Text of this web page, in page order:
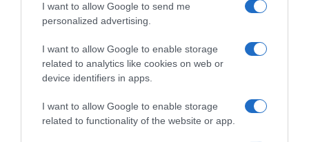
I want to allow Google to send me
personalized advertising.
I want to allow Google to enable storage
related to analytics like cookies on web or
device identifiers in apps.
I want to allow Google to enable storage
related to functionality of the website or app.
Seguimiento desde
Descripción del producto